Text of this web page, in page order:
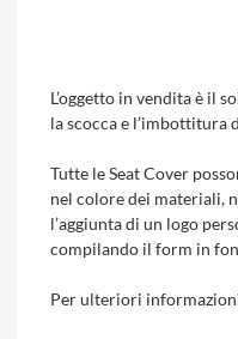
L’oggetto in vendita è il
la scocca e l’imbottitura
Tutte le Seat Cover
nel colore dei materiali,
l’aggiunta di un logo
compilando il form in
Per ulteriori